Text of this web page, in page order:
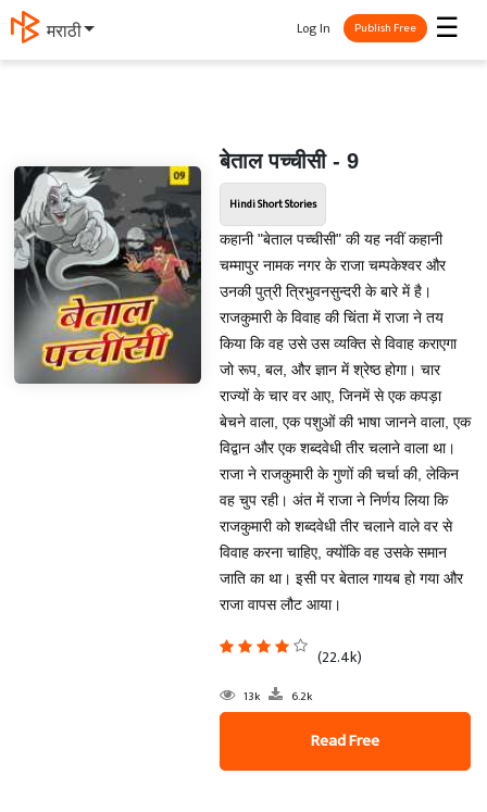
मराठी ☰
Log In Publish Free
बेताल पच्चीसी - 9
Hindi Short Stories
कहानी "बेताल पच्चीसी" की यह नवीं कहानी
चम्मापुर नामक नगर के राजा चम्पकेश्वर और
उनकी पुत्री त्रिभुवनसुन्दरी के बारे में है।
राजकुमारी के विवाह की चिंता में राजा ने तय
किया कि वह उसे उस व्यक्ति से विवाह कराएगा
जो रूप, बल, और ज्ञान में श्रेष्ठ होगा। चार
राज्यों के चार वर आए, जिनमें से एक कपड़ा
बेचने वाला, एक पशुओं की भाषा जानने वाला, एक
विद्वान और एक शब्दवेधी तीर चलाने वाला था।
राजा ने राजकुमारी के गुणों की चर्चा की, लेकिन
वह चुप रही। अंत में राजा ने निर्णय लिया कि
राजकुमारी को शब्दवेधी तीर चलाने वाले वर से
विवाह करना चाहिए, क्योंकि वह उसके समान
जाति का था। इसी पर बेताल गायब हो गया और
राजा वापस लौट आया।
(22.4k)
13k 6.2k
Read Free